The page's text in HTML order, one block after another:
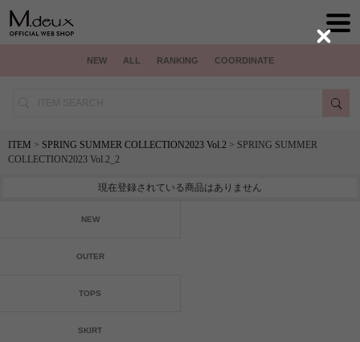
NEW ALL RANKING COORDINATE
ITEM > SPRING SUMMER COLLECTION2023 Vol.2 > SPRING SUMMER
COLLECTION2023 Vol.2_2
現在登録されている商品はありません
NEW
OUTER
TOPS
SKIRT
Close